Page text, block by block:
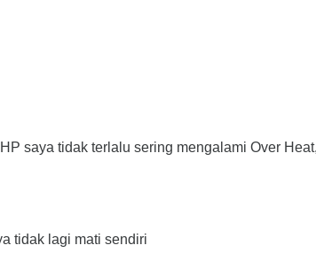
saya tidak terlalu sering mengalami Over
tidak lagi mati sendiri